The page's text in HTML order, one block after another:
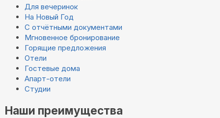
Для вечеринок
На Новый Год
С отчётными документами
Мгновенное бронирование
Горящие предложения
Отели
Гостевые дома
Апарт-отели
Студии
Наши преимущества